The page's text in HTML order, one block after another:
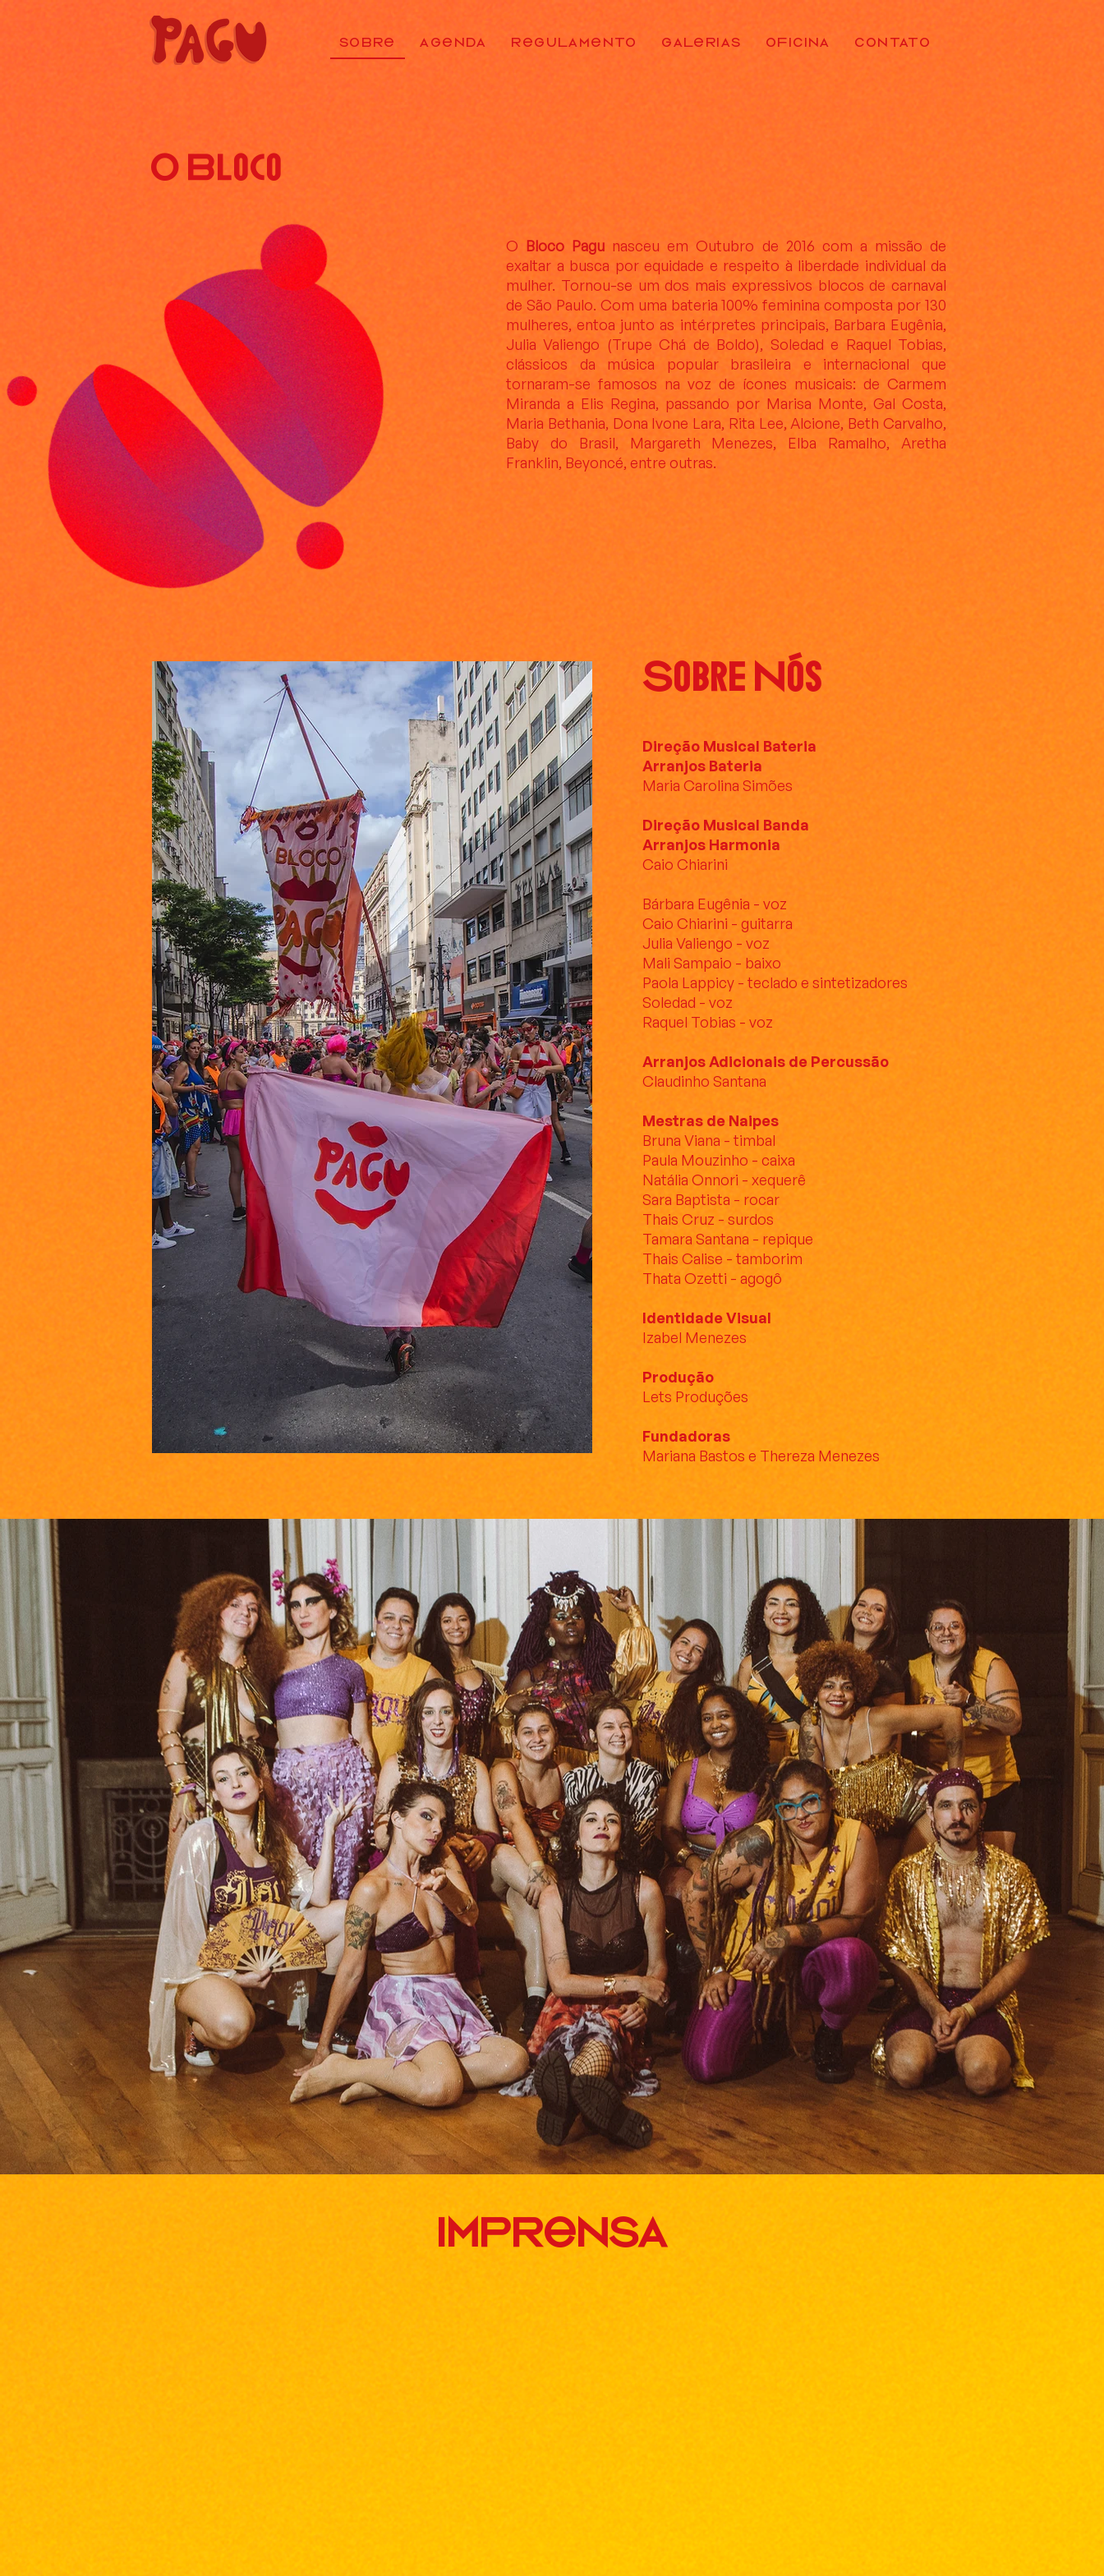
SOBRE AGENDA REGULAMENTO GALERIAS OFICINA CONTATO
O Bloco
O Bloco Pagu nasceu em Outubro de 2016 com a missão de
exaltar a busca por equidade e respeito à liberdade individual da
mulher. Tornou-se um dos mais expressivos blocos de carnaval
de São Paulo. Com uma bateria 100% feminina composta por 130
mulheres, entoa junto as intérpretes principais, Barbara Eugênia,
Julia Valiengo (Trupe Chá de Boldo), Soledad e Raquel Tobias,
clássicos da música popular brasileira e internacional que
tornaram-se famosos na voz de ícones musicais: de Carmem
Miranda a Elis Regina, passando por Marisa Monte, Gal Costa,
Maria Bethania, Dona Ivone Lara, Rita Lee, Alcione, Beth Carvalho,
Baby do Brasil, Margareth Menezes, Elba Ramalho, Aretha
Franklin, Beyoncé, entre outras.
Sobre Nós
Direção Musical Bateria
Arranjos Bateria
Maria Carolina Simões
Direção Musical Banda
Arranjos Harmonia
Caio Chiarini
Bárbara Eugênia - voz
Caio Chiarini - guitarra
Julia Valiengo - voz
Mali Sampaio - baixo
Paola Lappicy - teclado e sintetizadores
Soledad - voz
Raquel Tobias - voz
Arranjos Adicionais de Percussão
Claudinho Santana
Mestras de Naipes
Bruna Viana - timbal
Paula Mouzinho - caixa
Natália Onnori - xequerê
Sara Baptista - rocar
Thais Cruz - surdos
Tamara Santana - repique
Thais Calise - tamborim
Thata Ozetti - agogô
Identidade Visual
Izabel Menezes
Produção
Lets Produções
Fundadoras
Mariana Bastos e Thereza Menezes
IMPRENSA